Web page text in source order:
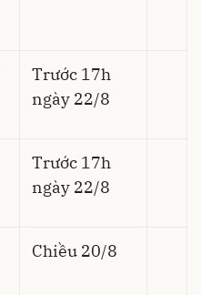
Trước 17h
ngày 22/8
Trước 17h
ngày 22/8
Chiều 20/8